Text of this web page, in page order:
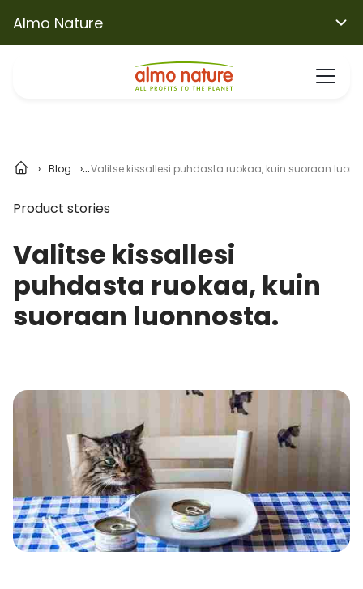
Almo Nature
Blog Valitse kissallesi puhdasta ruokaa, kuin suoraan
Product stories
Valitse kissallesi
puhdasta ruokaa, kuin
suoraan luonnosta.